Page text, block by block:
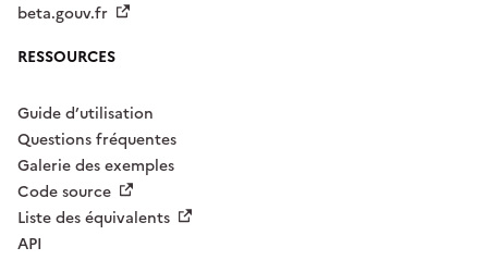
beta.gouv.fr
RESSOURCES
Guide d’utilisation
Questions fréquentes
Galerie des exemples
Code source
Liste des équivalents
API